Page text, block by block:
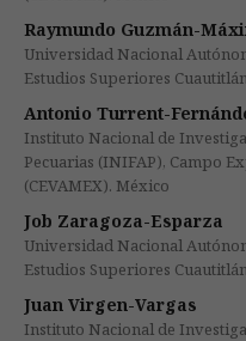
Raymundo Guzmán-
Universidad Nacional
Estudios Superiores
Antonio Turrent-
Instituto Nacional de
Pecuarias (INIFAP), Campo
(CEVAMEX). México
Job Zaragoza-Esparza
Universidad Nacional
Estudios Superiores
Juan Virgen-Vargas
Instituto Nacional de